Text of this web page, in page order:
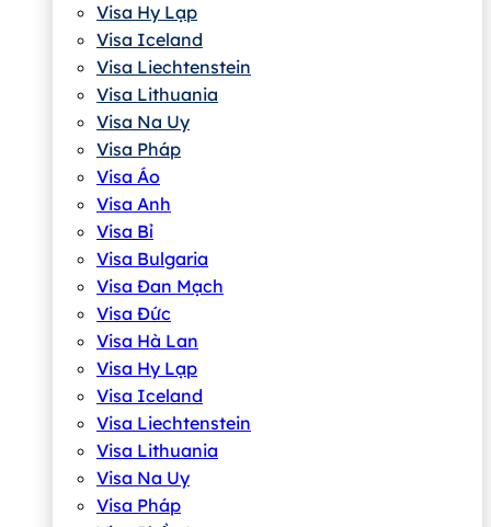
Visa Hy Lạp
Visa Iceland
Visa Liechtenstein
Visa Lithuania
Visa Na Uy
Visa Pháp
Visa Áo
Visa Anh
Visa Bỉ
Visa Bulgaria
Visa Đan Mạch
Visa Đức
Visa Hà Lan
Visa Hy Lạp
Visa Iceland
Visa Liechtenstein
Visa Lithuania
Visa Na Uy
Visa Pháp